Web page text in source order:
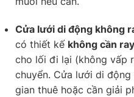
Cửa lưới di động không
có thiết kế không cần
cho lối đi lại (không vấp
chuyển. Cửa lưới di
gian thuê hoặc cần giải